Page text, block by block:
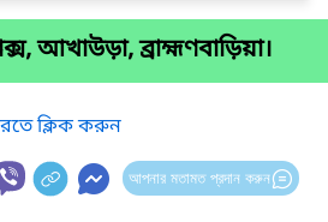
আখাউড়া, ব্রাহ্মণবাড়িয়া।
ক্লিক করুন
আপনার মতামত প্রদান করুন